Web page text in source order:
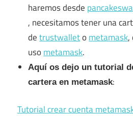
haremos desde
, necesitamos tener una
detrustwalleto metamask,
uso metamask.
Aquí os dejo un tutorial
cartera en metamask:
Tutorial crear cuenta